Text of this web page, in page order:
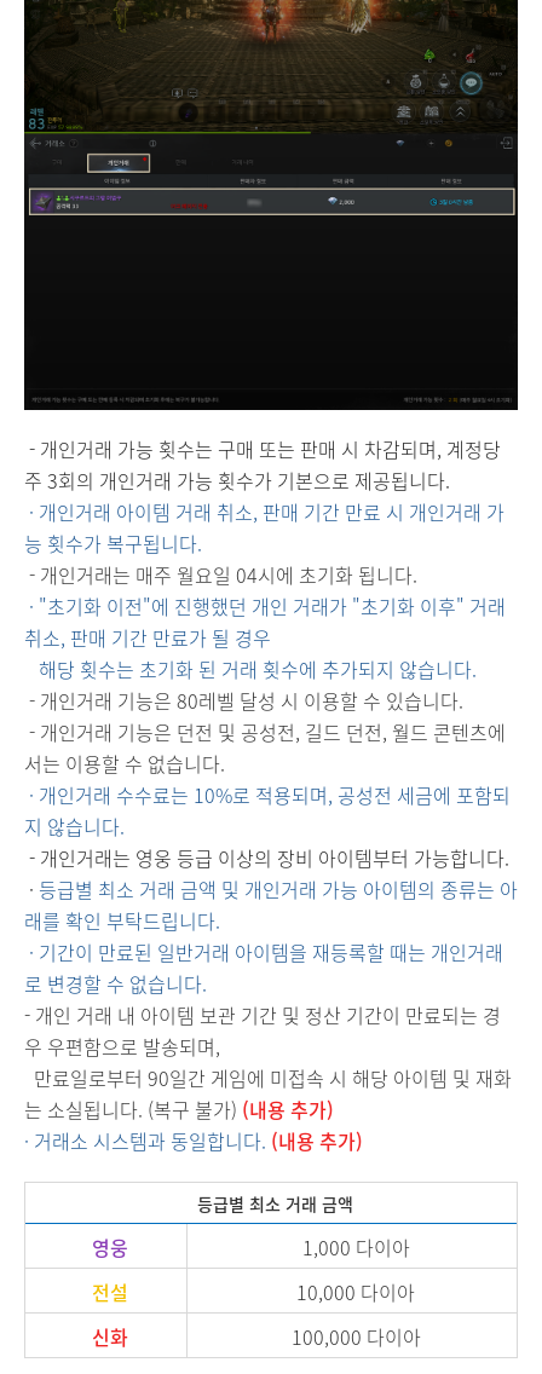
- 개인거래 가능 횟수는 구매 또는 판매 시 차감되며, 계정당
주 3회의 개인거래 가능 횟수가 기본으로 제공됩니다.
· 개인거래 아이템 거래 취소, 판매 기간 만료 시 개인거래 가
능 횟수가 복구됩니다.
- 개인거래는 매주 월요일 04시에 초기화 됩니다.
· "초기화 이전"에 진행했던 개인 거래가 "초기화 이후" 거래
취소, 판매 기간 만료가 될 경우
해당 횟수는 초기화 된 거래 횟수에 추가되지 않습니다.
- 개인거래 기능은 80레벨 달성 시 이용할 수 있습니다.
- 개인거래 기능은 던전 및 공성전, 길드 던전, 월드 콘텐츠에
서는 이용할 수 없습니다.
· 개인거래 수수료는 10%로 적용되며, 공성전 세금에 포함되
지 않습니다.
- 개인거래는 영웅 등급 이상의 장비 아이템부터 가능합니다.
· 등급별 최소 거래 금액 및 개인거래 가능 아이템의 종류는 아
래를 확인 부탁드립니다.
· 기간이 만료된 일반거래 아이템을 재등록할 때는 개인거래
로 변경할 수 없습니다.
- 개인 거래 내 아이템 보관 기간 및 정산 기간이 만료되는 경
우 우편함으로 발송되며,
만료일로부터 90일간 게임에 미접속 시 해당 아이템 및 재화
는 소실됩니다. (복구 불가) (내용 추가)
· 거래소 시스템과 동일합니다. (내용 추가)
등급별 최소 거래 금액
영웅
1,000 다이아
전설
10,000 다이아
신화
100,000 다이아